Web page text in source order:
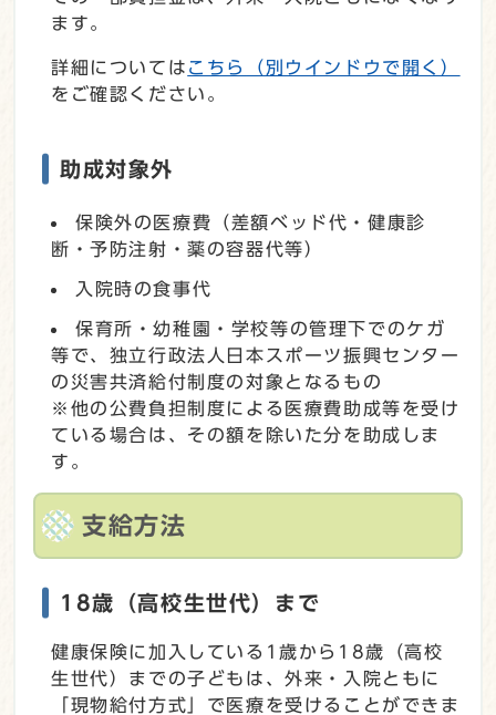
ます。
詳細については こちら
（別ウインドウで開く）
をご確認ください。
助成対象外
保険外の医療費（差額ベッド代・健康診
断・予防注射・薬の容器代等）
入院時の食事代
保育所・幼稚園・学校等の管理下でのケガ
等で、独立行政法人日本スポーツ振興センター
の災害共済給付制度の対象となるもの
※他の公費負担制度による医療費助成等を受け
ている場合は、その額を除いた分を助成しま
す。
支給方法
18歳（高校生世代）まで
健康保険に加入している1歳から18歳（高校
生世代）までの子どもは、外来・入院ともに
「現物給付方式」で医療を受けることができま